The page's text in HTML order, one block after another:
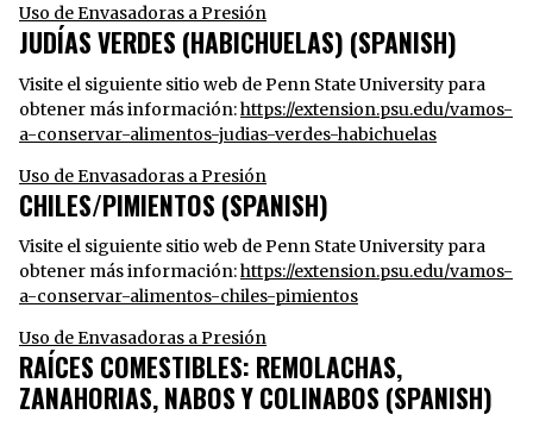
Uso de Envasadoras a Presión
JUDÍAS VERDES (HABICHUELAS) (SPANISH)
Visite el siguiente sitio web de Penn State University para
obtener más información:https://extension.psu.edu/vamos-
a-conservar-alimentos-judias-verdes-habichuelas
Uso de Envasadoras a Presión
CHILES/PIMIENTOS (SPANISH)
Visite el siguiente sitio web de Penn State University para
obtener más información:https://extension.psu.edu/vamos-
a-conservar-alimentos-chiles-pimientos
Uso de Envasadoras a Presión
RAÍCES COMESTIBLES: REMOLACHAS,
ZANAHORIAS, NABOS Y COLINABOS (SPANISH)